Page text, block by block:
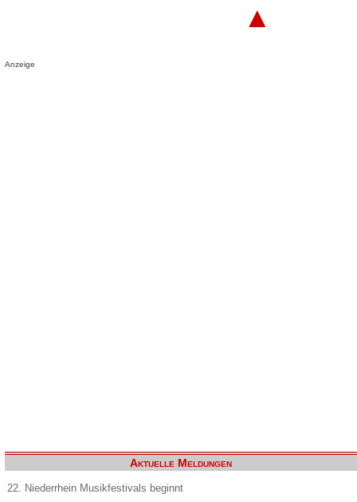
▲
Anzeige
Aktuelle Meldungen
22. Niederrhein Musikfestivals beginnt